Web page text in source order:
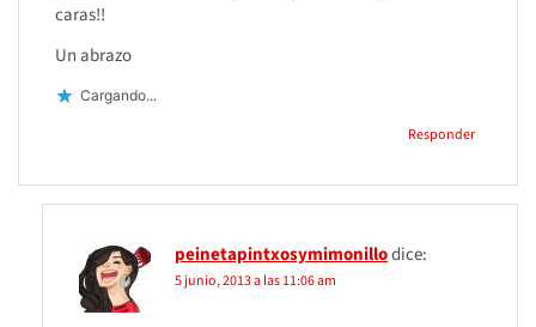
caras!!
Un abrazo
Cargando...
Responder
peinetapintxosymimonillodice:
5 junio, 2013 a las 11:06 am